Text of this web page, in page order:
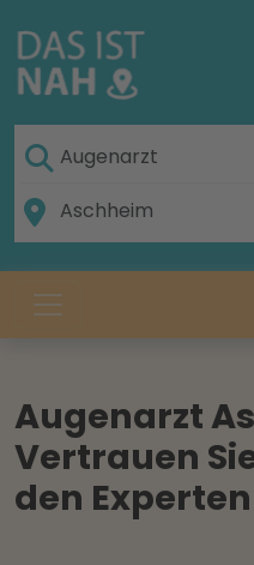
Augenarzt
Vertrauen
den